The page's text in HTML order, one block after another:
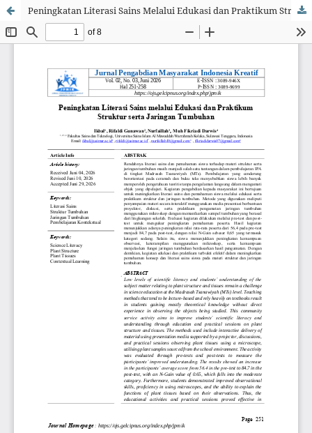
Peningkatan Literasi Sains Melalui Edukasi dan Praktikum Struktur Serta Jaringan Tumbuhan